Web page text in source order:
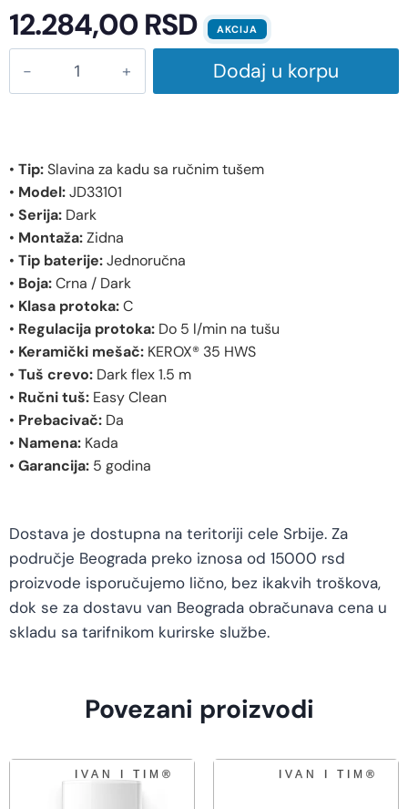
12.284,00RSD AKCIJA
Dodaj u korpu
• Tip:Slavina za kadu sa ručnim tušem
• Model:JD33101
• Serija: Dark
• Montaža:Zidna
• Tip baterije:Jednoručna
• Boja:Crna / Dark
• Klasa protoka:C
• Regulacija protoka: Do 5 l/min na tušu
• Keramički mešač: KEROX® 35 HWS
• Tuš crevo: Dark flex 1.5 m
• Ručni tuš: Easy Clean
• Prebacivač: Da
• Namena: Kada
• Garancija: 5 godina
Dostava je dostupna na teritoriji cele Srbije. Za
područje Beograda preko iznosa od 15000 rsd
proizvode isporučujemo lično, bez ikakvih troškova,
dok se za dostavu van Beograda obračunava cena u
skladu sa tarifnikom kurirske službe.
Povezani proizvodi